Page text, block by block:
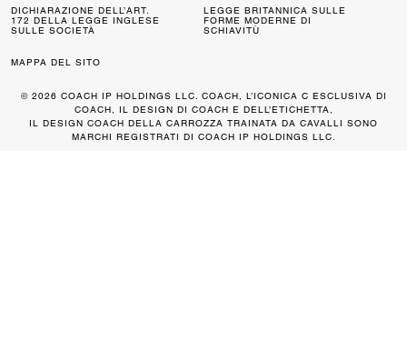
DICHIARAZIONE DELL’ART.
172 DELLA LEGGE INGLESE
SULLE SOCIETÀ
LEGGE BRITANNICA SULLE
FORME MODERNE DI
SCHIAVITÙ
MAPPA DEL SITO
© 2026 COACH IP HOLDINGS LLC. COACH, L’ICONICA C ESCLUSIVA DI
COACH, IL DESIGN DI COACH E DELL’ETICHETTA,
IL DESIGN COACH DELLA CARROZZA TRAINATA DA CAVALLI SONO
MARCHI REGISTRATI DI COACH IP HOLDINGS LLC.